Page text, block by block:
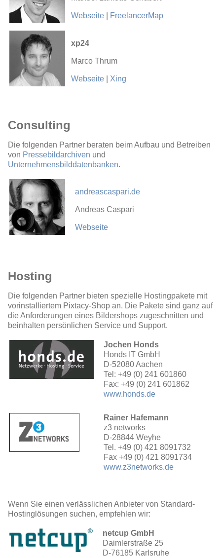
Webseite FreelancerMap
xp24
Marco Thrum
Webseite Xing
Consulting
Die folgenden Partner beraten beim Aufbau und Betreiben
von Pressebildarchiven und
Unternehmensbilddatenbanken.
andreascaspari.de
Andreas Caspari
Webseite
Hosting
Die folgenden Partner bieten spezielle Hostingpakete mit
vorinstalliertem Pixtacy-Shop an. Die Pakete sind ganz auf
die Anforderungen eines Bildershops zugeschnitten und
beinhalten persönlichen Service und Support.
Jochen Honds
Honds IT GmbH
D-52080 Aachen
Tel: +49 (0) 241 601860
Fax: +49 (0) 241 601862
www.honds.de
Rainer Hafemann
z3 networks
D-28844 Weyhe
Tel. +49 (0) 421 8091732
Fax +49 (0) 421 8091734
www.z3networks.de
Wenn Sie einen verlässlichen Anbieter von Standard-
Hostinglösungen suchen, empfehlen wir:
netcup GmbH
Daimlerstraße 25
D-76185 Karlsruhe